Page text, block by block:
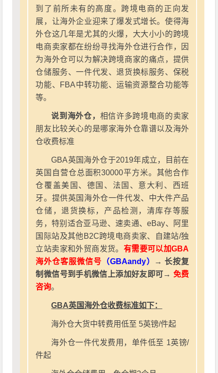
到了前所未有的高度。跨境电商的正向发
展，让海外企业迎来了爆发式增长。使得海
外仓这几年是尤其的火爆，大大小小的跨境
电商卖家都在纷纷寻找海外仓进行合作，因
为海外仓可以为解决跨境商家的痛点，提供
仓储服务、一件代发、退货换标服务、保税
功能、FBA中转功能、运输资源整合功能等
等。
说到海外仓， 相信许多跨境电商的卖家
朋友比较关心的是哪家海外仓靠谱以及海外
仓收费标准
GBA英国海外仓于2019年成立，目前在
英国自营仓总面积30000平方米。其他合作
仓覆盖美国、德国、法国、意大利、西班
牙。提供英国海外仓一件代发、中大件产品
仓储，退货换标，产品检测，清库存等服
务，特别适合亚马逊、速卖通、eBay、阿里
国际站及其他B2C跨境电商卖家、自建站/独
立站卖家和外贸商发货。 有需要可以加GBA
海外仓客服微信号 （GBAandy）
→ 长按复
制微信号到手机微信上添加好友即可→ 免费
咨询。
GBA英国海外仓收费标准如下：
海外仓大货中转费用低至 5英镑/件起
海外仓一件代发费用，单件低至 1英镑/
件起